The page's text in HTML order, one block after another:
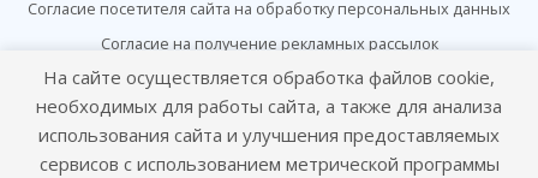
Согласие посетителя сайта на обработку персональных данных
Согласие на получение рекламных рассылок
Онлайн консультация
Оставайтесь на связи
На сайте осуществляется обработка файлов cookie,
необходимых для работы сайта, а также для анализа
использования сайта и улучшения предоставляемых
сервисов с использованием метрической программы